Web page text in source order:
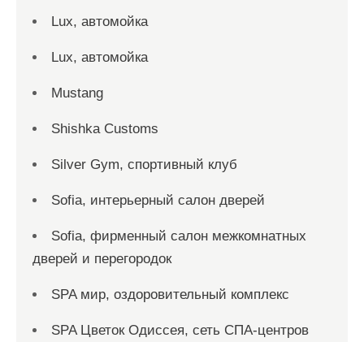
Lux, автомойка
Lux, автомойка
Mustang
Shishka Customs
Silver Gym, спортивный клуб
Sofia, интерьерный салон дверей
Sofia, фирменный салон межкомнатных
дверей и перегородок
SPA мир, оздоровительный комплекс
SPA Цветок Одиссея, сеть СПА-центров